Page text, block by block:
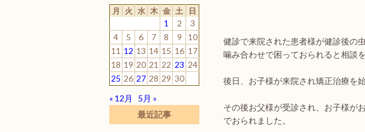
健診で来院された患者様が健診後の
噛み合わせで困っておられると相談
後日、お子様が来院され矯正治療を
その後お父様が受診され、お子様が
でおられました。
月 火 水 木 金 土 日
1 2
3
4
5 6 7 8 9
10
11 12 13 14 15 16 17
18 19 20 21 22 23 24
25 26 27 28 29 30
« 12月
5月 »
最近記事